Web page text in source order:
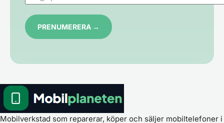
Mobilverkstad som reparerar, köper och säljer mobiltelefoner i